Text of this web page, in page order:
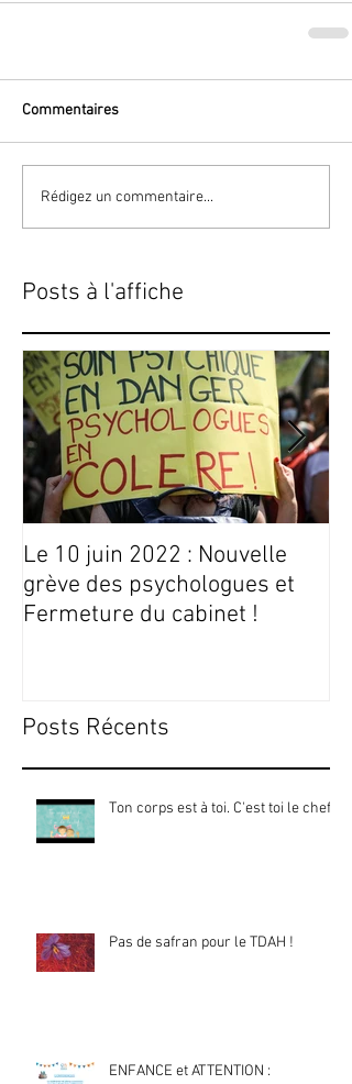
Commentaires
Rédigez un commentaire...
Posts à l'affiche
Le 10 juin 2022 : Nouvelle
grève des psychologues et
Fermeture du cabinet !
Posts Récents
Ton corps est à toi. C'est toi le chef !
Pas de safran pour le TDAH !
ENFANCE et ATTENTION :